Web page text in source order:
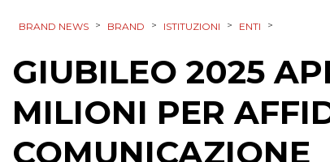
BRAND NEWS > BRAND > ISTITUZIONI > ENTI >
GIUBILEO 2025
MILIONI PER
COMUNICAZIONE